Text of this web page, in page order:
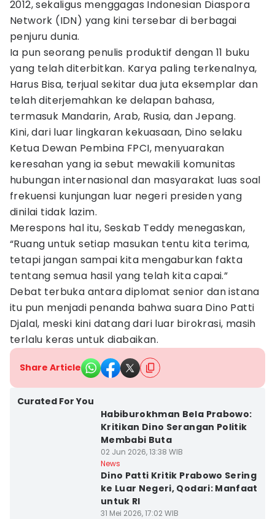
2012, sekaligus menggagas Indonesian Diaspora
Network (IDN) yang kini tersebar di berbagai
penjuru dunia.
Ia pun seorang penulis produktif dengan 11 buku
yang telah diterbitkan. Karya paling terkenalnya,
Harus Bisa, terjual sekitar dua juta eksemplar dan
telah diterjemahkan ke delapan bahasa,
termasuk Mandarin, Arab, Rusia, dan Jepang.
Kini, dari luar lingkaran kekuasaan, Dino selaku
Ketua Dewan Pembina FPCI, menyuarakan
keresahan yang ia sebut mewakili komunitas
hubungan internasional dan masyarakat luas soal
frekuensi kunjungan luar negeri presiden yang
dinilai tidak lazim.
Merespons hal itu, Seskab Teddy menegaskan,
“Ruang untuk setiap masukan tentu kita terima,
tetapi jangan sampai kita mengaburkan fakta
tentang semua hasil yang telah kita capai.”
Debat terbuka antara diplomat senior dan istana
itu pun menjadi penanda bahwa suara Dino Patti
Djalal, meski kini datang dari luar birokrasi, masih
terlalu keras untuk diabaikan.
Share Article
Curated For You
Habiburokhman Bela Prabowo:
Kritikan Dino Serangan Politik
Membabi Buta
02 Jun 2026, 13:38 WIB
News
Dino Patti Kritik Prabowo Sering
ke Luar Negeri, Qodari: Manfaat
untuk RI
31 Mei 2026, 17:02 WIB